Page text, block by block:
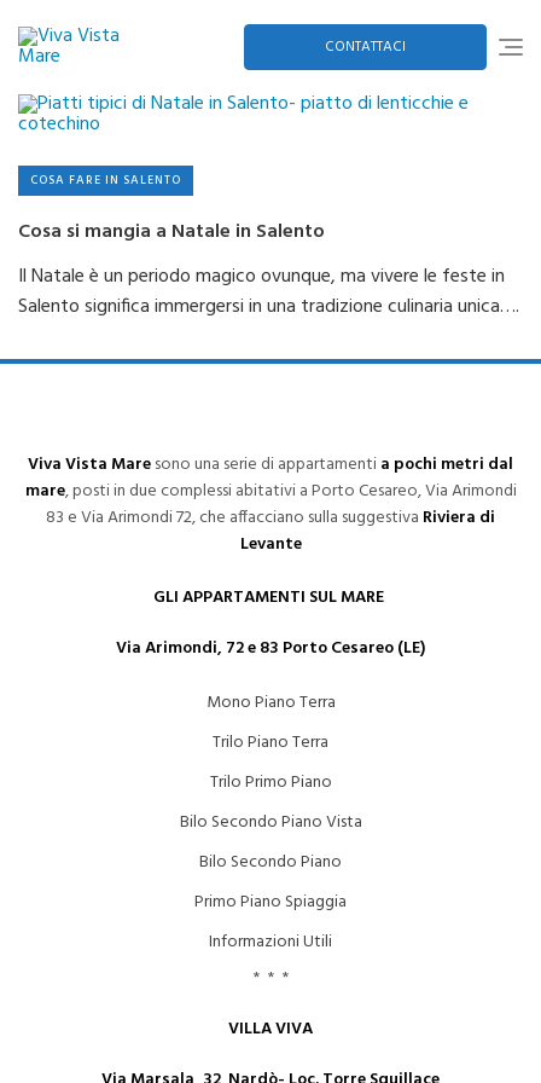
content CONTATTACI
COSA FARE IN SALENTO
Cosa si mangia a Natale in Salento
Il Natale è un periodo magico ovunque, ma vivere le feste in
Salento significa immergersi in una tradizione culinaria unica….
Viva Vista Maresono una serie di appartamentia pochi metri dal
mare, posti in due complessi abitativi a Porto Cesareo, Via Arimondi
83 e Via Arimondi 72, che affacciano sulla suggestiva Riviera di
Levante
GLI APPARTAMENTI SUL MARE
Via Arimondi, 72 e 83 Porto Cesareo (LE)
Mono Piano Terra
Trilo Piano Terra
Trilo Primo Piano
Bilo Secondo Piano Vista
Bilo Secondo Piano
Primo Piano Spiaggia
Informazioni Utili
* * *
VILLA VIVA